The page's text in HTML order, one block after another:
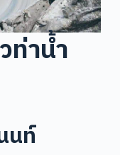
ท่าน้ำ
นท์